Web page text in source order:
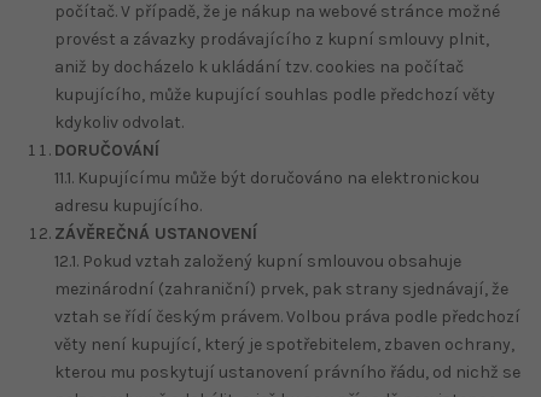
počítač. V případě, že je nákup na webové stránce možné
provést a závazky prodávajícího z kupní smlouvy plnit,
aniž by docházelo k ukládání tzv. cookies na počítač
kupujícího, může kupující souhlas podle předchozí věty
kdykoliv odvolat.
DORUČOVÁNÍ
11.1. Kupujícímu může být doručováno na elektronickou
adresu kupujícího.
ZÁVĚREČNÁ USTANOVENÍ
12.1. Pokud vztah založený kupní smlouvou obsahuje
mezinárodní (zahraniční) prvek, pak strany sjednávají, že
vztah se řídí českým právem. Volbou práva podle předchozí
věty není kupující, který je spotřebitelem, zbaven ochrany,
kterou mu poskytují ustanovení právního řádu, od nichž se